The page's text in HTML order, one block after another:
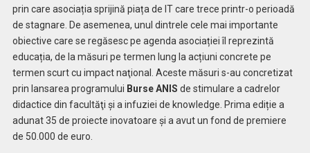
prin care asociația sprijină piața de IT care trece printr-o perioadă
de stagnare. De asemenea, unul dintrele cele mai importante
obiective care se regăsesc pe agenda asociației îl reprezintă
educația, de la măsuri pe termen lung la acțiuni concrete pe
termen scurt cu impact naţional. Aceste măsuri s-au concretizat
prin lansarea programului Burse ANIS de stimulare a cadrelor
didactice din facultăţi şi a infuziei de knowledge. Prima ediție a
adunat 35 de proiecte inovatoare și a avut un fond de premiere
de 50.000 de euro.